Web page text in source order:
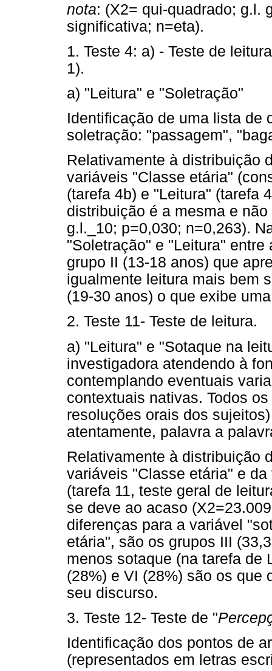
nota: (X2= qui-quadrado; g.l.
significativa; n=eta).
1. Teste 4: a) - Teste de
1).
a) "Leitura" e "Soletração"
Identificação de uma lista de
soletração: "passagem",
Relativamente à distribuição
variáveis "Classe etária"
(tarefa 4b) e "Leitura" (tarefa
distribuição é a mesma e
g.l._10; p=0,030; n=0,263).
"Soletração" e "Leitura"
grupo II (13-18 anos) que
igualmente leitura mais bem
(19-30 anos) o que exibe
2. Teste 11- Teste de leitura.
a) "Leitura" e "Sotaque na
investigadora atendendo à
contemplando eventuais
contextuais nativas. Todos
resoluções orais dos
atentamente, palavra a
Relativamente à distribuição
variáveis "Classe etária" e
(tarefa 11, teste geral de
se deve ao acaso
diferenças para a variável
etária", são os grupos III
menos sotaque (na tarefa de
(28%) e VI (28%) são os que
seu discurso.
3. Teste 12- Teste de "
Identificação dos pontos de
(representados em letras